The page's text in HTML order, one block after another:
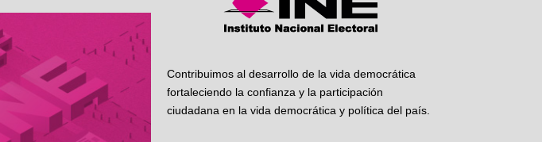
Contribuimos al desarrollo de la vida democrática
fortaleciendo la confianza y la participación
ciudadana en la vida democrática y política del país.